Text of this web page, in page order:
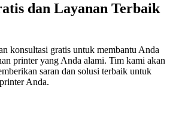
dan Layanan Terbaik
konsultasi gratis untuk membantu Anda
printer yang Anda alami. Tim kami akan
saran dan solusi terbaik untuk
Anda.